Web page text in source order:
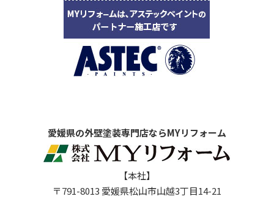
愛媛県の外壁塗装専門店ならMYリフォーム
【本社】
〒791-8013 愛媛県松山市山越3丁目14-21